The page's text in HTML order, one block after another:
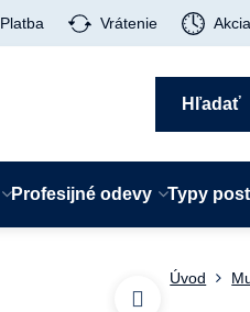
Platba Vrátenie Akcia
Hľadať
Profesijné odevy Typy
Úvod